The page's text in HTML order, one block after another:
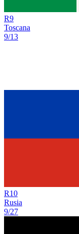
R9
Toscana
9/13
R10
Rusia
9/27